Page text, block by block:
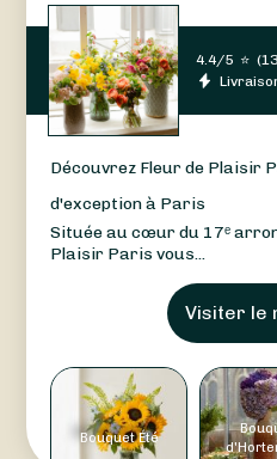
4.4/5 ⭐ (
Découvrez Fleur de Plaisir
d'exception à Paris
Située au cœur du 17ᵉ
Plaisir Paris vous...
Visiter le
Bouquet Été